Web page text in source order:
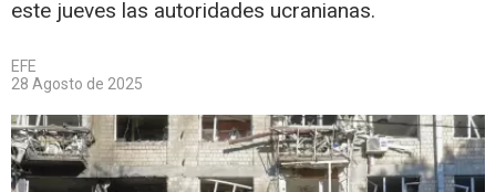
este jueves las autoridades ucranianas.
EFE
28 Agosto de 2025